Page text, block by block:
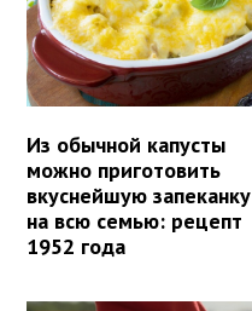
Из обычной капусты
можно приготовить
вкуснейшую запеканку
на всю семью: рецепт
1952 года